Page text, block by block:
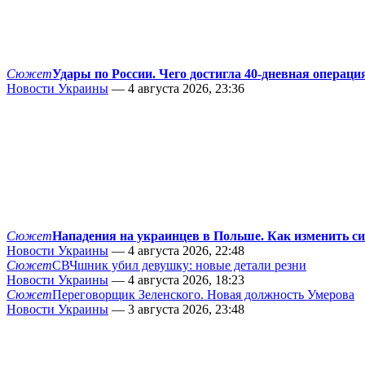
СюжетУдары по России. Чего достигла 40-дневная
Новости Украины — 4 августа 2026, 23:36
СюжетНападения на украинцев в Польше. Как изменить
Новости Украины — 4 августа 2026, 22:48
СюжетСВЧшник убил девушку: новые детали резни
Новости Украины — 4 августа 2026, 18:23
СюжетПереговорщик Зеленского. Новая должность Умерова
Новости Украины — 3 августа 2026, 23:48